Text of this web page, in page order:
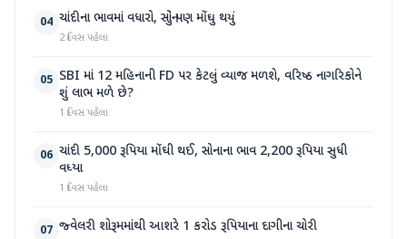
04 ચાંદીના ભાવમાં વધારો, સોનું પણ મોંઘુ થયું
2 દિવસ પહેલા
05 SBI માં 12 મહિનાની FD પર કેટલું વ્યાજ મળશે, વરિષ્ઠ નાગરિકોને
શું લાભ મળે છે?
1 દિવસ પહેલા
06 ચાંદી 5,000 રૂપિયા મોંઘી થઈ, સોનાના ભાવ 2,200 રૂપિયા સુધી
વધ્યા
1 દિવસ પહેલા
07 જ્વેલરી શોરૂમમાંથી આશરે 1 કરોડ રૂપિયાના દાગીના ચોરી